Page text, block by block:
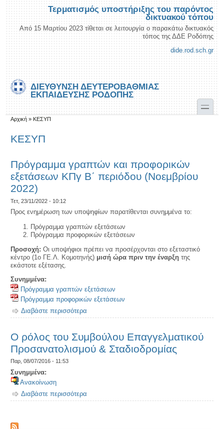
Παράκαμψη προς το κυρίως περιεχόμενο
Skip to search
Τερματισμός υποστήριξης του παρόντος
δικτυακού τόπου
Από 15 Μαρτίου 2023 τίθεται σε λειτουργία ο παρακάτω δικτυακός
τόπος της ΔΔΕ Ροδόπης
dide.rod.sch.gr
ΔΙΕΎΘΥΝΣΗ ΔΕΥΤΕΡΟΒΆΘΜΙΑΣ
ΕΚΠΑΊΔΕΥΣΗΣ ΡΟΔΌΠΗΣ
toggle
Είστε εδώ
Αρχική » ΚΕΣΥΠ
ΚΕΣΥΠ
Πρόγραμμα γραπτών και προφορικών
εξετάσεων ΚΠγ B΄ περιόδου (Νοεμβρίου
2022)
Τετ, 23/11/2022 - 10:12
Προς ενημέρωση των υποψηφίων παρατίθενται συνημμένα το:
Πρόγραμμα γραπτών εξετάσεων
Πρόγραμμα προφορικών εξετάσεων
Προσοχή: Οι υποψήφιοι πρέπει να προσέρχονται στο εξεταστικό
κέντρο (1ο ΓΕ.Λ. Κομοτηνής) μισή ώρα πριν την έναρξητης
εκάστοτε εξέτασης.
Συνημμένα:
Πρόγραμμα γραπτών εξετάσεων
Πρόγραμμα προφορικών εξετάσεων
Διαβάστε περισσότερα
εξετάσεων ΚΠγ B΄ περιόδου (Νοεμβρίου 2022)
Ο ρόλος του Συμβούλου Επαγγελματικού
Προσανατολισμού & Σταδιοδρομίας
Παρ, 08/07/2016 - 11:53
Συνημμένα:
Ανακοίνωση
Διαβάστε περισσότερα
Προσανατολισμού & Σταδιοδρομίας